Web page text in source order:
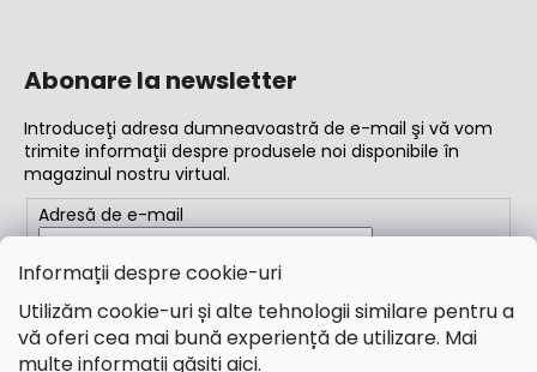
Informații despre cookie-uri
Utilizăm cookie-uri și alte tehnologii similare pentru a
vă oferi cea mai bună experiență de utilizare. Mai
multe informații găsițiaici.
Abonare la newsletter
Introduceţi adresa dumneavoastră de e-mail şi vă vom
trimite informaţii despre produsele noi disponibile în
magazinul nostru virtual.
Adresă de e-mail
Completând adresa de e-mail, acceptați
condițiile
ABONARE